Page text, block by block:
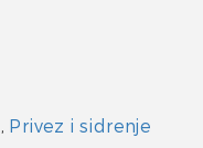
, Privez i sidrenje